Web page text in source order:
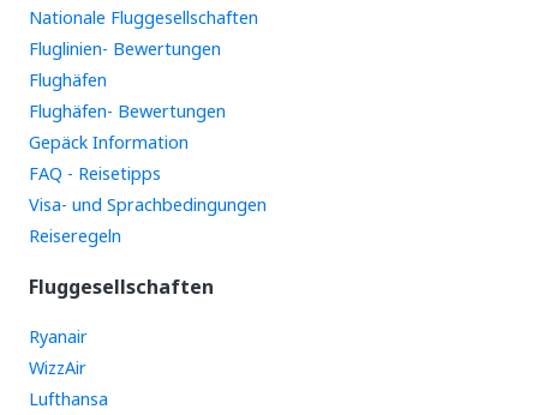
Nationale Fluggesellschaften
Fluglinien- Bewertungen
Flughäfen
Flughäfen- Bewertungen
Gepäck Information
FAQ - Reisetipps
Visa- und Sprachbedingungen
Reiseregeln
Fluggesellschaften
Ryanair
WizzAir
Lufthansa